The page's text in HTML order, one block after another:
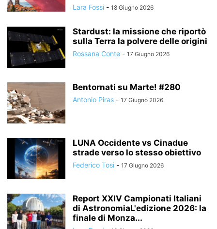
Lara Fossi - 18 Giugno 2026
Stardust: la missione che riportò
sulla Terra la polvere delle origini
Rossana Conte - 17 Giugno 2026
Bentornati su Marte! #280
Antonio Piras - 17 Giugno 2026
LUNA Occidente vs Cinadue
strade verso lo stesso obiettivo
Federico Tosi - 17 Giugno 2026
Report XXIV Campionati Italiani
di AstronomiaL'edizione 2026: la
finale di Monza...